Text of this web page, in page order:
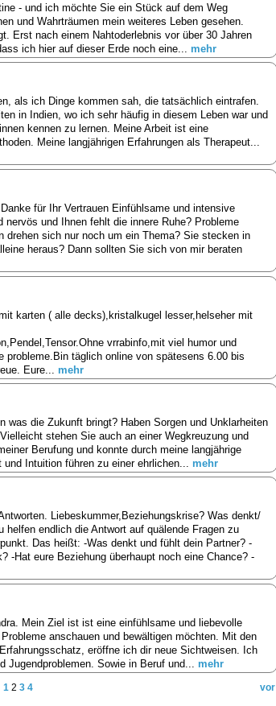
- und ich möchte Sie ein Stück auf dem Weg
und Wahrträumen mein weiteres Leben gesehen.
Erst nach einem Nahtoderlebnis vor über 30 Jahren
ich hier auf dieser Erde noch eine... mehr
als ich Dinge kommen sah, die tatsächlich eintrafen.
in Indien, wo ich sehr häufig in diesem Leben war und
kennen zu lernen. Meine Arbeit ist eine
Meine langjährigen Erfahrungen als Therapeut...
für Ihr Vertrauen Einfühlsame und intensive
nervös und Ihnen fehlt die innere Ruhe? Probleme
drehen sich nur noch um ein Thema? Sie stecken in
heraus? Dann sollten Sie sich von mir beraten
karten ( alle decks),kristalkugel lesser,helseher mit
vrrabinfo,mit viel humor und
probleme.Bin täglich online von spätesens 6.00 bis
Eure... mehr
was die Zukunft bringt? Haben Sorgen und Unklarheiten
stehen Sie auch an einer Wegkreuzung und
Berufung und konnte durch meine langjährige
Intuition führen zu einer ehrlichen... mehr
Liebeskummer,Beziehungskrise? Was denkt/
endlich die Antwort auf quälende Fragen zu
Das heißt: -Was denkt und fühlt dein Partner? -
-Hat eure Beziehung überhaupt noch eine Chance? -
Mein Ziel ist ist eine einfühlsame und liebevolle
anschauen und bewältigen möchten. Mit den
eröffne ich dir neue Sichtweisen. Ich
Jugendproblemen. Sowie in Beruf und... mehr
1 2 3 4 vor